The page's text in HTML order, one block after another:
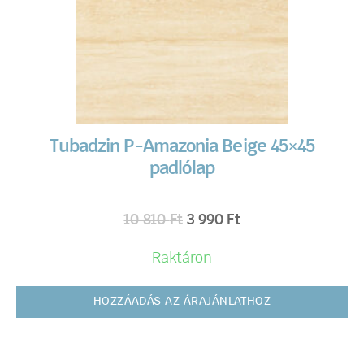
Tubadzin P-Amazonia Beige 45×45
padlólap
10 810Ft 3 990 Ft
Raktáron
HOZZÁADÁS AZ ÁRAJÁNLATHOZ